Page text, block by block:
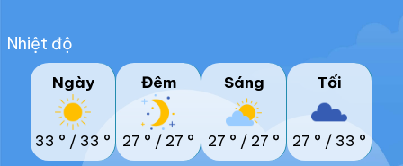
Nhiệt độ
Ngày
33 ° / 33 °
Đêm
27 ° / 27 °
Sáng
27 ° / 27 °
Tối
27 ° / 33 °